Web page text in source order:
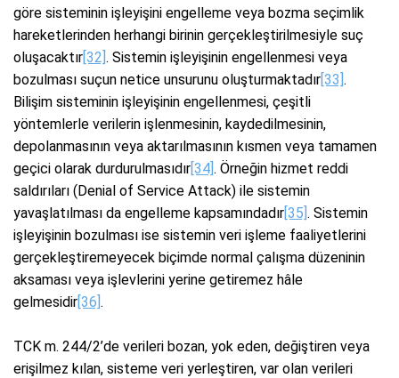
göre sisteminin işleyişini engelleme veya bozma seçimlik
hareketlerinden herhangi birinin gerçekleştirilmesiyle suç
oluşacaktır[32] . Sistemin işleyişinin engellenmesi veya
bozulması suçun netice unsurunu oluşturmaktadır[33] .
Bilişim sisteminin işleyişinin engellenmesi, çeşitli
yöntemlerle verilerin işlenmesinin, kaydedilmesinin,
depolanmasının veya aktarılmasının kısmen veya tamamen
geçici olarak durdurulmasıdır[34] . Örneğin hizmet reddi
saldırıları (Denial of Service Attack) ile sistemin
yavaşlatılması da engelleme kapsamındadır[35] . Sistemin
işleyişinin bozulması ise sistemin veri işleme faaliyetlerini
gerçekleştiremeyecek biçimde normal çalışma düzeninin
aksaması veya işlevlerini yerine getiremez hâle
gelmesidir[36] .
TCK m. 244/2’de verileri bozan, yok eden, değiştiren veya
erişilmez kılan, sisteme veri yerleştiren, var olan verileri